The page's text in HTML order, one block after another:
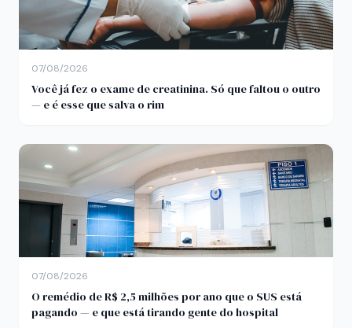
07/08/2026
Você já fez o exame de creatinina. Só que faltou o outro
— e é esse que salva o rim
07/08/2026
O remédio de R$ 2,5 milhões por ano que o SUS está
pagando — e que está tirando gente do hospital